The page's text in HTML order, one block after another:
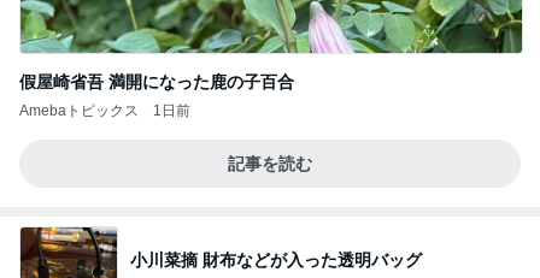
假屋崎省吾 満開になった鹿の子百合
Amebaトピックス 1日前
記事を読む
小川菜摘 財布などが入った透明バッグ